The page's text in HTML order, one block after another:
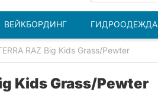
ВЕЙКБОРДИНГ ГИДРООДЕЖДА
RAZ Big Kids Grass/Pewter
Kids Grass/Pewter